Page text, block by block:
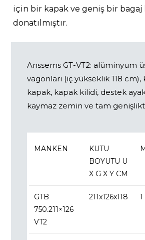
için bir kapak ve geniş bir bagaj
donatılmıştır.
Anssems GT-VT2: alüminyum
vagonları (iç yükseklik 118
kapak, kapak kilidi, destek
kaymaz zemin ve tam
MANKEN
KUTU
BOYUTU U
X G X Y CM
GTB
750.211×126
VT2
211x126x118 1